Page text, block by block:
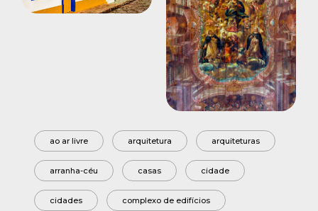
ao ar livre arquitetura arquiteturas
arranha-céu casas cidade
cidades complexo de edifícios